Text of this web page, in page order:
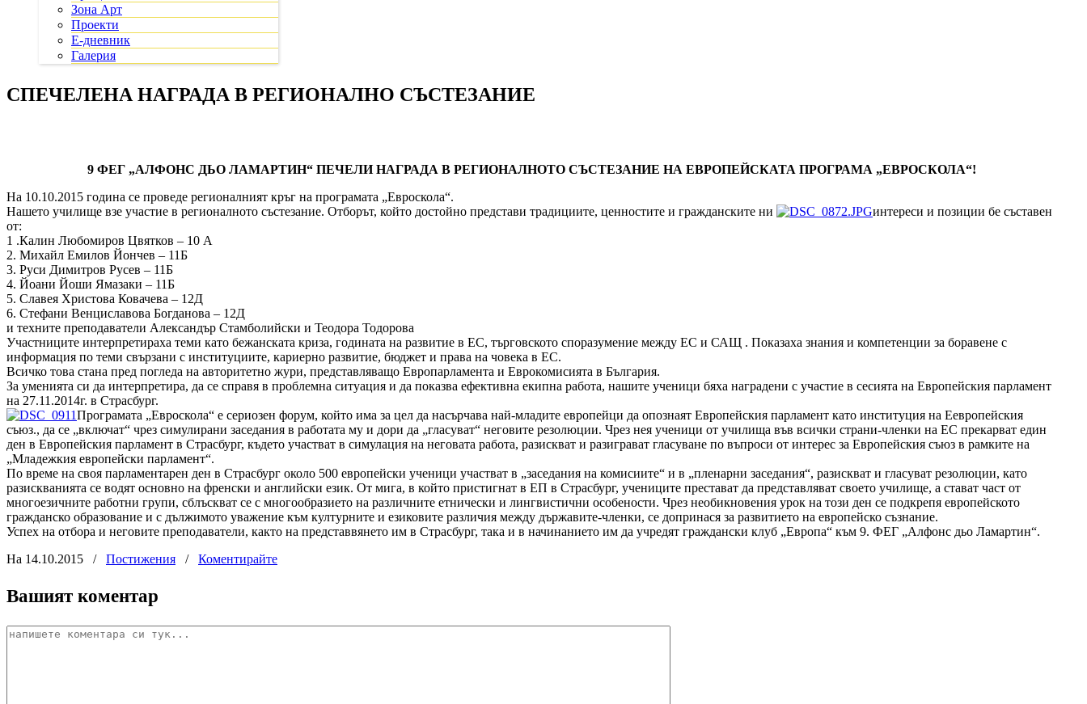
Зона Арт
Проекти
Е-дневник
Галерия
СПЕЧЕЛЕНА НАГРАДА В РЕГИОНАЛНО СЪСТЕЗАНИЕ
9 ФЕГ „АЛФОНС ДЬО ЛАМАРТИН“ ПЕЧЕЛИ НАГРАДА В РЕГИОНАЛНОТО СЪСТЕЗАНИЕ НА ЕВРОПЕЙСКАТА ПРОГРАМА „ЕВРОСКОЛА“!
На 10.10.2015 година се проведе регионалният кръг на програмата „Евроскола“.
Нашето училище взе участие в регионалното състезание. Отборът, който достойно представи традициите, ценностите и гражданските ни
интереси и позиции бе съставен
от:
1 .Калин Любомиров Цвятков – 10 А
2. Михайл Емилов Йончев – 11Б
3. Руси Димитров Русев – 11Б
4. Йоани Йоши Ямазаки – 11Б
5. Славея Христова Ковачева – 12Д
6. Стефани Венциславова Богданова – 12Д
и техните преподаватели Александър Стамболийски и Теодора Тодорова
Участниците интерпретираха теми като бежанската криза, годината на развитие в ЕС, търговското споразумение между ЕС и САЩ . Показаха знания и компетенции за боравене с
информация по теми свързани с институциите, кариерно развитие, бюджет и права на човека в ЕС.
Всичко това стана пред погледа на авторитетно жури, представляващо Европарламента и Еврокомисията в България.
За уменията си да интерпретира, да се справя в проблемна ситуация и да показва ефективна екипна работа, нашите ученици бяха наградени с участие в сесията на Европейския парламент
на 27.11.2014г. в Страсбург.
Програмата „Евроскола“ е сериозен форум, който има за цел да насърчава най-младите европейци да опознаят Европейския парламент като институция на Еевропейския
съюз., да се „включат“ чрез симулирани заседания в работата му и дори да „гласуват“ неговите резолюции. Чрез нея ученици от училища във всички страни-членки на ЕС прекарват един
ден в Европейския парламент в Страсбург, където участват в симулация на неговата работа, разискват и разиграват гласуване по въпроси от интерес за Европейския съюз в рамките на
„Младежкия европейски парламент“.
По време на своя парламентарен ден в Страсбург около 500 европейски ученици участват в „заседания на комисиите“ и в „пленарни заседания“, разискват и гласуват резолюции, като
разискванията се водят основно на френски и английски език. От мига, в който пристигнат в ЕП в Страсбург, учениците престават да представляват своето училище, а стават част от
многоезичните работни групи, сблъскват се с многообразието на различните етнически и лингвистични особености. Чрез необикновения урок на този ден се подкрепя европейското
гражданско образование и с дължимото уважение към културните и езиковите различия между държавите-членки, се допринася за развитието на европейско съзнание.
Успех на отбора и неговите преподаватели, както на представвянето им в Страсбург, така и в начинанието им да учредят граждански клуб „Европа“ към 9. ФEГ „Алфонс дьо Ламартин“.
На 14.10.2015
/ Постижения / Коментирайте
Вашият коментар